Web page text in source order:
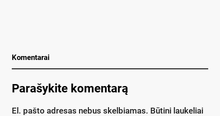
Komentarai
Parašykite komentarą
El. pašto adresas nebus skelbiamas. Būtini laukeliai